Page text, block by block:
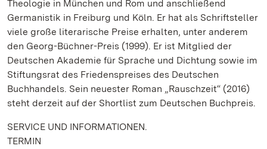
Theologie in München und Rom und anschließend
Germanistik in Freiburg und Köln. Er hat als Schriftsteller
viele große literarische Preise erhalten, unter anderem
den Georg-Büchner-Preis (1999). Er ist Mitglied der
Deutschen Akademie für Sprache und Dichtung sowie im
Stiftungsrat des Friedenspreises des Deutschen
Buchhandels. Sein neuester Roman „Rauschzeit“ (2016)
steht derzeit auf der Shortlist zum Deutschen Buchpreis.
SERVICE UND INFORMATIONEN.
TERMIN